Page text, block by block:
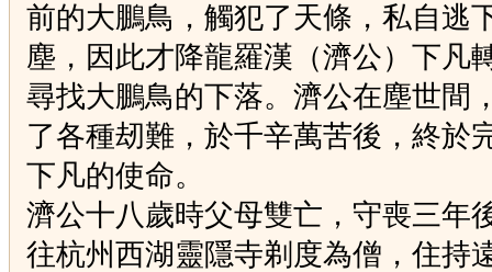
前的大鵬鳥，觸犯了天條，私自逃
塵，因此才降龍羅漢（濟公）下凡
尋找大鵬鳥的下落。濟公在塵世間
了各種刼難，於千辛萬苦後，終於
下凡的使命。
濟公十八歲時父母雙亡，守喪三年
往杭州西湖靈隱寺剃度為僧，住持